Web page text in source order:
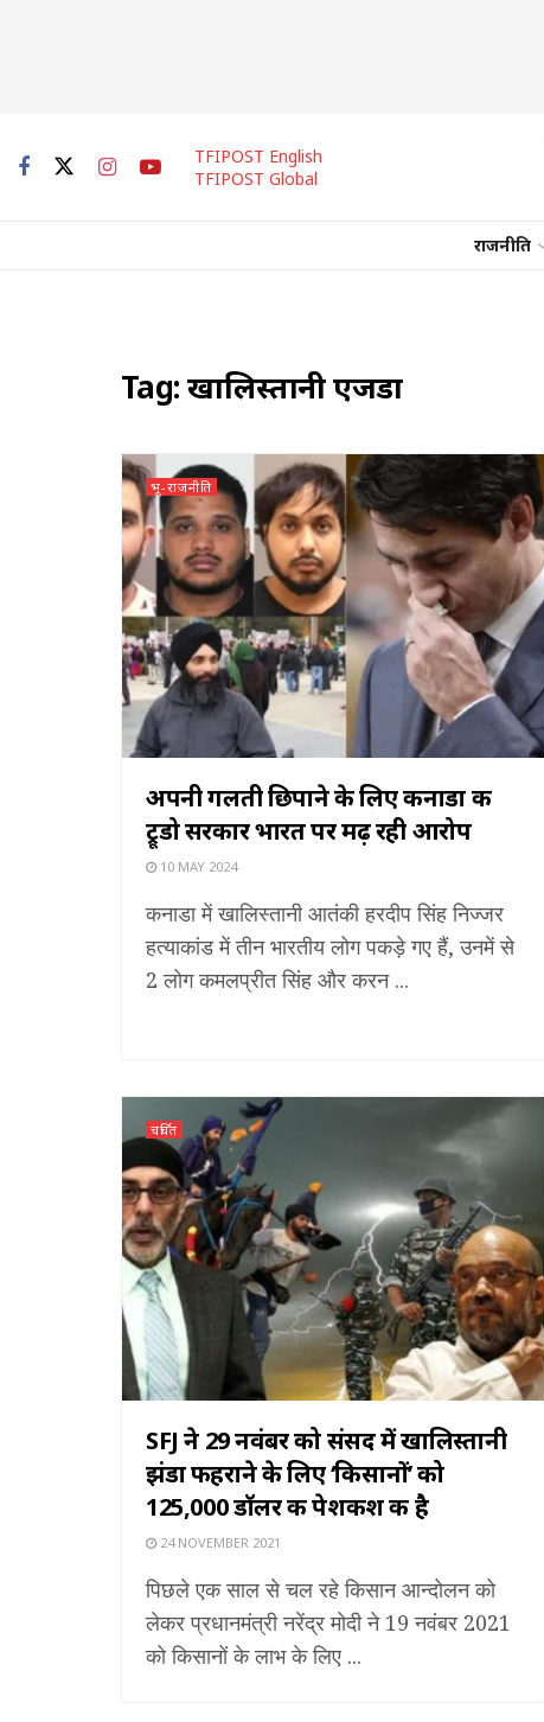
TFIPOST English
TFIPOST Global
राजनीति
Tag:खालिस्तानी एजेंडा
भू-राजनीति
अपनी गलती छिपाने के लिए कनाडा की
ट्रूडो सरकार भारत पर मढ़ रही आरोप
10 MAY 2024
कनाडा में खालिस्तानी आतंकी हरदीप सिंह निज्जर
हत्याकांड में तीन भारतीय लोग पकड़े गए हैं, उनमें से
2 लोग कमलप्रीत सिंह और करन ...
चर्चित
SFJ ने 29 नवंबर को संसद में खालिस्तानी
झंडा फहराने के लिए ‘किसानों’ को
125,000 डॉलर की पेशकश की है
24 NOVEMBER 2021
पिछले एक साल से चल रहे किसान आन्दोलन को
लेकर प्रधानमंत्री नरेंद्र मोदी ने 19 नवंबर 2021
को किसानों के लाभ के लिए ...